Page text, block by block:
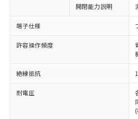
開閉能力説明
端子仕様
許容操作頻度
絶縁抵抗
耐電圧
ご利用ください。
本サービスは、当社制
商品の当社在庫状況お
(税抜)を提供させてい
当社制御機器事業取扱
本サービスの対象外と
ことをご了承ください。
在庫状況および標準価格
対応予定なし：EU RoHS指
非含有に非対応の商品で、対
定はありません。
調査・確認中：EU RoHS指
非含有の対応状況を調査中ま
害物質有無と関係のない商品
仕入先様の事情により、非含
いたものが、含有品と判明し
むを得ず変更することがあり
※1 中国RoHS○×表
「○」：最大均質材料含有率
基準値以下であることを示し
「×」：最大均質材料含有率
基準値を超えていることを示
「－」：未確認です。当社販
当社は、これら貴社製
為替および外国貿易法に